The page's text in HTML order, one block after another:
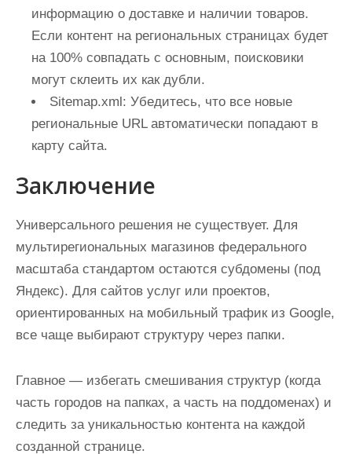
информацию о доставке и наличии товаров.
Если контент на региональных страницах будет
на 100% совпадать с основным, поисковики
могут склеить их как дубли.
Sitemap.xml: Убедитесь, что все новые
региональные URL автоматически попадают в
карту сайта.
Заключение
Универсального решения не существует. Для
мультирегиональных магазинов федерального
масштаба стандартом остаются субдомены (под
Яндекс). Для сайтов услуг или проектов,
ориентированных на мобильный трафик из Google,
все чаще выбирают структуру через папки.
Главное — избегать смешивания структур (когда
часть городов на папках, а часть на поддоменах) и
следить за уникальностью контента на каждой
созданной странице.